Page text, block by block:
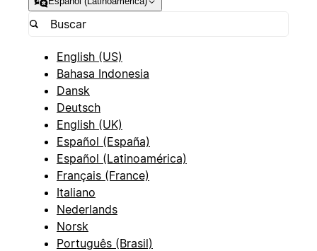
English (US)
Bahasa Indonesia
Dansk
Deutsch
English (UK)
Español (España)
Español (Latinoamérica)
Français (France)
Italiano
Nederlands
Norsk
Português (Brasil)